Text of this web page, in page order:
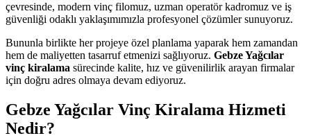
çevresinde, modern vinç filomuz, uzman operatör kadromuz ve iş
güvenliği odaklı yaklaşımımızla profesyonel çözümler sunuyoruz.
Bununla birlikte her projeye özel planlama yaparak hem zamandan
hem de maliyetten tasarruf etmenizi sağlıyoruz. Gebze Yağcılar
vinç kiralama sürecinde kalite, hız ve güvenilirlik arayan firmalar
için doğru adres olmaya devam ediyoruz.
Gebze Yağcılar Vinç Kiralama Hizmeti
Nedir?